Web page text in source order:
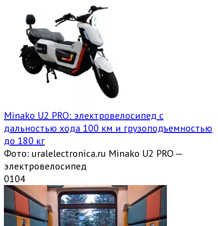
Minako U2 PRO: электровелосипед с
дальностью хода 100 км и грузоподъемностью
до 180 кг
Фото: uralelectronica.ru Minako U2 PRO —
электровелосипед
0104